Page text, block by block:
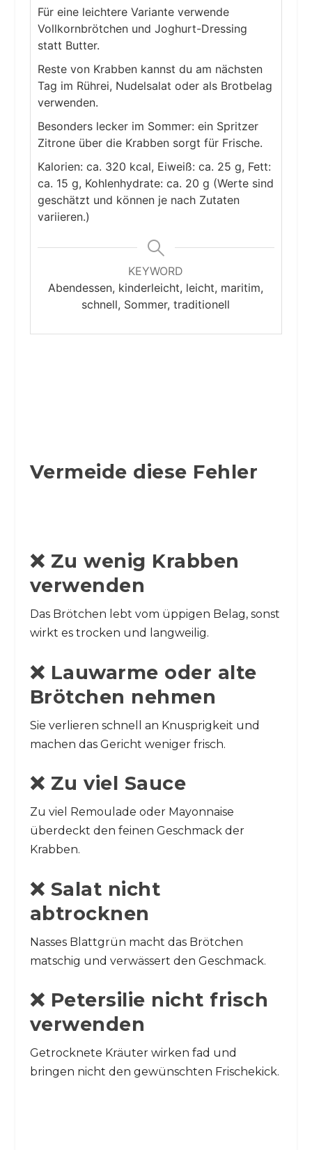
Für eine leichtere Variante verwende
Vollkornbrötchen und Joghurt-Dressing
statt Butter.
Reste von Krabben kannst du am nächsten
Tag im Rührei, Nudelsalat oder als Brotbelag
verwenden.
Besonders lecker im Sommer: ein Spritzer
Zitrone über die Krabben sorgt für Frische.
Kalorien: ca. 320 kcal, Eiweiß: ca. 25 g, Fett:
ca. 15 g, Kohlenhydrate: ca. 20 g (Werte sind
geschätzt und können je nach Zutaten
variieren.)
KEYWORD
Abendessen, kinderleicht, leicht, maritim,
schnell, Sommer, traditionell
Vermeide diese Fehler
❌ Zu wenig Krabben
verwenden
Das Brötchen lebt vom üppigen Belag, sonst
wirkt es trocken und langweilig.
❌ Lauwarme oder alte
Brötchen nehmen
Sie verlieren schnell an Knusprigkeit und
machen das Gericht weniger frisch.
❌ Zu viel Sauce
Zu viel Remoulade oder Mayonnaise
überdeckt den feinen Geschmack der
Krabben.
❌ Salat nicht
abtrocknen
Nasses Blattgrün macht das Brötchen
matschig und verwässert den Geschmack.
❌ Petersilie nicht frisch
verwenden
Getrocknete Kräuter wirken fad und
bringen nicht den gewünschten Frischekick.